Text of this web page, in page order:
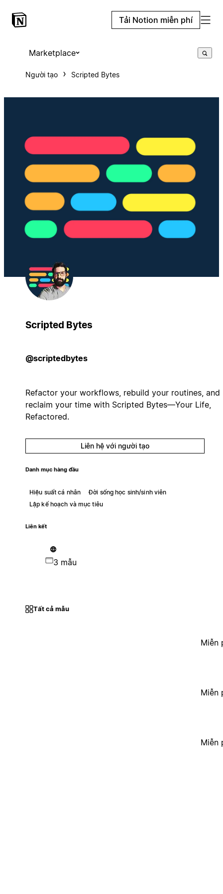
Tải Notion miễn phí
Marketplace
Người tạo Scripted Bytes
Scripted Bytes
@scriptedbytes
Refactor your workflows, rebuild your routines, and
reclaim your time with Scripted Bytes—Your Life,
Refactored.
Liên hệ với người tạo
Danh mục hàng đầu
Hiệu suất cá nhân
Đời sống học sinh/sinh viên
Lập kế hoạch và mục tiêu
Liên kết
3 mẫu
Tất cả mẫu
Miễn
Miễn
Miễn